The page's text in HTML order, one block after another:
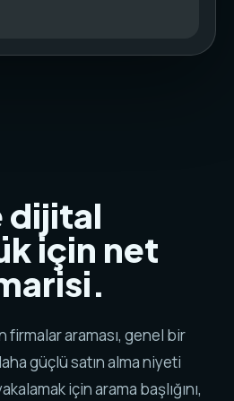
dijital
için net
firmalar araması, genel bir
güçlü satın alma niyeti
için arama başlığını,